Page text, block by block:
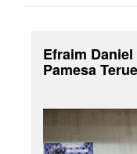
Efraim
Pamesa